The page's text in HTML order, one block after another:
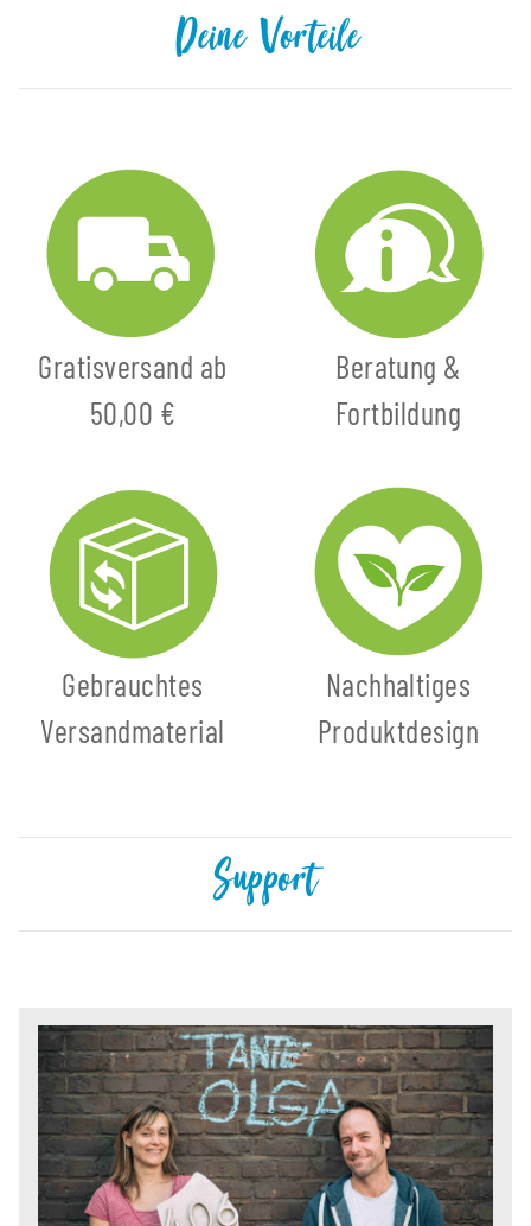
Deine Vorteile
Gratisversand ab
50,00 €
Beratung &
Fortbildung
Gebrauchtes
Versandmaterial
Nachhaltiges
Produktdesign
Support